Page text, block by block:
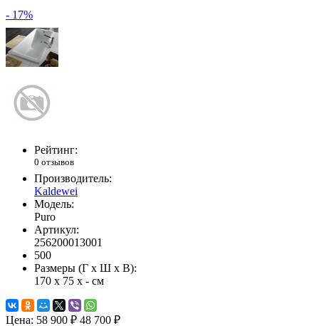
- 17%
Рейтинг:
0 отзывов
Производитель:
Kaldewei
Модель:
Puro
Артикул:
256200013001
500
Размеры (Г x Ш x В):
170 x 75 x - см
Цена: 58 900 ₽ 48 700 ₽